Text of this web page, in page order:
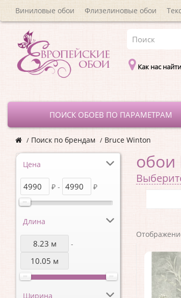
Виниловые обои Флизелиновые обои
Как нас
ПОИСК ОБОЕВ ПО ПАРАМЕТРАМ
Поиск по брендам Bruce Winton
Цена
₽ - ₽
Длина
-
Ширина
обои